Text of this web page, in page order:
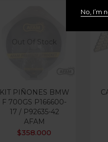
Out Of Stock
KIT PIÑONES BMW
F 700GS P166600-
17 / P92635-42
AFAM
$358.000
No, I’m